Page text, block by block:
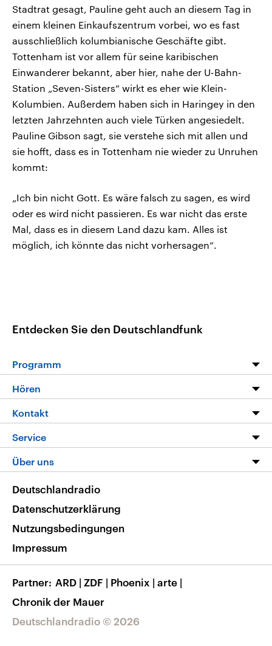
Stadtrat gesagt, Pauline geht auch an diesem Tag in
einem kleinen Einkaufszentrum vorbei, wo es fast
ausschließlich kolumbianische Geschäfte gibt.
Tottenham ist vor allem für seine karibischen
Einwanderer bekannt, aber hier, nahe der U-Bahn-
Station „Seven-Sisters“ wirkt es eher wie Klein-
Kolumbien. Außerdem haben sich in Haringey in den
letzten Jahrzehnten auch viele Türken angesiedelt.
Pauline Gibson sagt, sie verstehe sich mit allen und
sie hofft, dass es in Tottenham nie wieder zu Unruhen
kommt:
„Ich bin nicht Gott. Es wäre falsch zu sagen, es wird
oder es wird nicht passieren. Es war nicht das erste
Mal, dass es in diesem Land dazu kam. Alles ist
möglich, ich könnte das nicht vorhersagen“.
Entdecken Sie den Deutschlandfunk
Programm
Programm
Die Nachrichten
Nachrichtenleicht
Neue Beiträge auf dlf.de
Hören
Livestream
Podcasts
Deutschlandfunk App
Nachrichten App
Frequenzen
Kontakt
Hörerservice
Service
FAQ
Veranstaltungen
Musikliste
RSS
Über uns
Barrierefreiheit
Deutschlandradio © 2026
Deutschlandradio
Datenschutzerklärung
Nutzungsbedingungen
Impressum
Partner ARD | ZDF | Phoenix | arte |
Chronik der Mauer